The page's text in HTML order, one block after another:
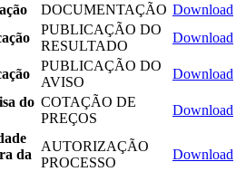
DOCUMENTAÇÃO Download
PUBLICAÇÃO DO
RESULTADO
Download
PUBLICAÇÃO DO
AVISO
Download
do COTAÇÃO DE
PREÇOS
Download
da
AUTORIZAÇÃO
PROCESSO
Download